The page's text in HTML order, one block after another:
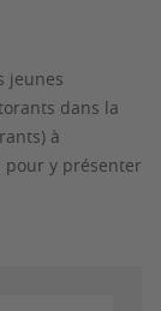
jeunes
dans la
à
pour y présenter